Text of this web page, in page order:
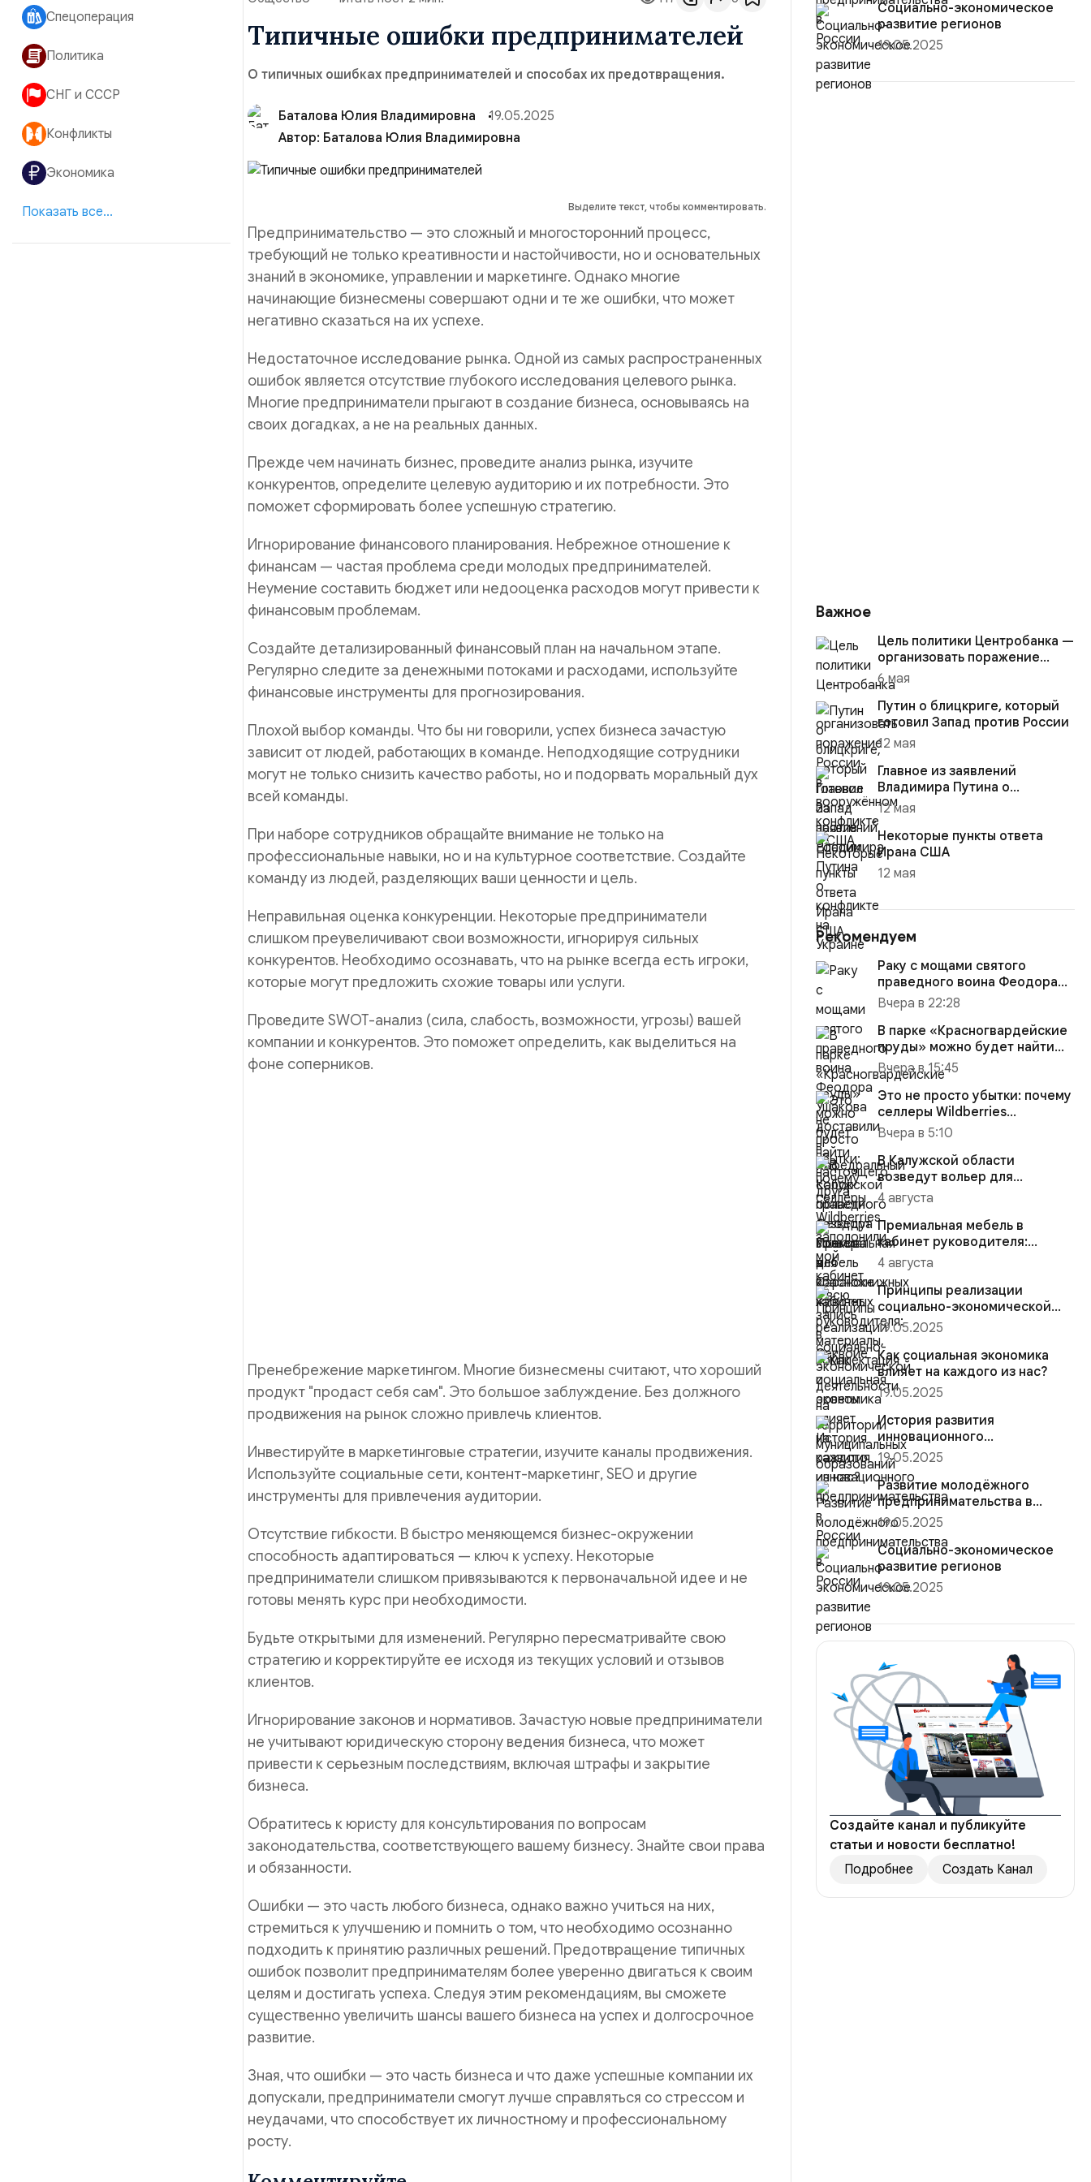
Спецоперация
Политика
СНГ и СССР
Конфликты
Экономика
Показать все...
Типичные ошибки предпринимателей
О типичных ошибках предпринимателей и способах их предотвращения.
Баталова Юлия Владимировна
19.05.2025
Автор: Баталова Юлия Владимировна
Выделите текст, чтобы комментировать.
Предпринимательство — это сложный и многосторонний процесс,
требующий не только креативности и настойчивости, но и основательных
знаний в экономике, управлении и маркетинге. Однако многие
начинающие бизнесмены совершают одни и те же ошибки, что может
негативно сказаться на их успехе.
Недостаточное исследование рынка. Одной из самых распространенных
ошибок является отсутствие глубокого исследования целевого рынка.
Многие предприниматели прыгают в создание бизнеса, основываясь на
своих догадках, а не на реальных данных.
Прежде чем начинать бизнес, проведите анализ рынка, изучите
конкурентов, определите целевую аудиторию и их потребности. Это
поможет сформировать более успешную стратегию.
Игнорирование финансового планирования. Небрежное отношение к
финансам — частая проблема среди молодых предпринимателей.
Неумение составить бюджет или недооценка расходов могут привести к
финансовым проблемам.
Создайте детализированный финансовый план на начальном этапе.
Регулярно следите за денежными потоками и расходами, используйте
финансовые инструменты для прогнозирования.
Плохой выбор команды. Что бы ни говорили, успех бизнеса зачастую
зависит от людей, работающих в команде. Неподходящие сотрудники
могут не только снизить качество работы, но и подорвать моральный дух
всей команды.
При наборе сотрудников обращайте внимание не только на
профессиональные навыки, но и на культурное соответствие. Создайте
команду из людей, разделяющих ваши ценности и цель.
Неправильная оценка конкуренции. Некоторые предприниматели
слишком преувеличивают свои возможности, игнорируя сильных
конкурентов. Необходимо осознавать, что на рынке всегда есть игроки,
которые могут предложить схожие товары или услуги.
Проведите SWOT-анализ (сила, слабость, возможности, угрозы) вашей
компании и конкурентов. Это поможет определить, как выделиться на
фоне соперников.
Пренебрежение маркетингом. Многие бизнесмены считают, что хороший
продукт "продаст себя сам". Это большое заблуждение. Без должного
продвижения на рынок сложно привлечь клиентов.
Инвестируйте в маркетинговые стратегии, изучите каналы продвижения.
Используйте социальные сети, контент-маркетинг, SEO и другие
инструменты для привлечения аудитории.
Отсутствие гибкости. В быстро меняющемся бизнес-окружении
способность адаптироваться — ключ к успеху. Некоторые
предприниматели слишком привязываются к первоначальной идее и не
готовы менять курс при необходимости.
Будьте открытыми для изменений. Регулярно пересматривайте свою
стратегию и корректируйте ее исходя из текущих условий и отзывов
клиентов.
Игнорирование законов и нормативов. Зачастую новые предприниматели
не учитывают юридическую сторону ведения бизнеса, что может
привести к серьезным последствиям, включая штрафы и закрытие
бизнеса.
Обратитесь к юристу для консультирования по вопросам
законодательства, соответствующего вашему бизнесу. Знайте свои права
и обязанности.
Ошибки — это часть любого бизнеса, однако важно учиться на них,
стремиться к улучшению и помнить о том, что необходимо осознанно
подходить к принятию различных решений. Предотвращение типичных
ошибок позволит предпринимателям более уверенно двигаться к своим
целям и достигать успеха. Следуя этим рекомендациям, вы сможете
существенно увеличить шансы вашего бизнеса на успех и долгосрочное
развитие.
Зная, что ошибки — это часть бизнеса и что даже успешные компании их
допускали, предприниматели смогут лучше справляться со стрессом и
неудачами, что способствует их личностному и профессиональному
росту.
Социально-экономическое
развитие регионов
19.05.2025
Важное
Цель политики Центробанка —
организовать поражение
России в вооружённом
конфликте с США
6 мая
Путин о блицкриге, который
готовил Запад против России
12 мая
Главное из заявлений
Владимира Путина о
конфликте на Украине
12 мая
Некоторые пункты ответа
Ирана США
12 мая
Рекомендуем
Раку с мощами святого
праведного воина Феодора
Ушакова доставили в
Кафедраль...
Вчера в 22:28
В парке «Красногвардейские
пруды» можно будет найти
настоящего друга
Вчера в 15:45
Это не просто убытки: почему
селлеры Wildberries
заполонили мой кабинет и
вс...
Вчера в 5:10
В Калужской области
возведут вольер для
краснокнижных животных
4 августа
Премиальная мебель в
кабинет руководителя:
материалы, комплектация и
советы
4 августа
Принципы реализации
социально-экономической
деятельности на территории
муниц...
19.05.2025
Как социальная экономика
влияет на каждого из нас?
19.05.2025
История развития
инновационного
предпринимательства в
России
19.05.2025
Развитие молодёжного
предпринимательства в
России
19.05.2025
Социально-экономическое
развитие регионов
19.05.2025
Создайте канал и публикуйте
статьи и новости бесплатно!
Подробнее
Создать Канал